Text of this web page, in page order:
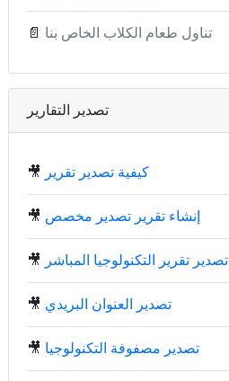
📄 تناول طعام الكلاب الخاص بنا
تصدير التقارير
🎥 كيفية تصدير تقرير
🎥 إنشاء تقرير تصدير مخصص
🎥 تصدير تقرير التكنولوجيا المباشر
🎥 تصدير العنوان البريدي
🎥 تصدير مصفوفة التكنولوجيا